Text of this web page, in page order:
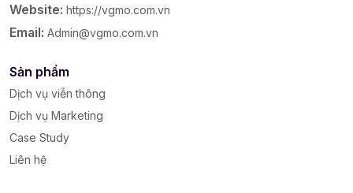
Website: https://vgmo.com.vn
Email: Admin@vgmo.com.vn
Sản phẩm
Dịch vụ viễn thông
Dịch vụ Marketing
Case Study
Liên hệ